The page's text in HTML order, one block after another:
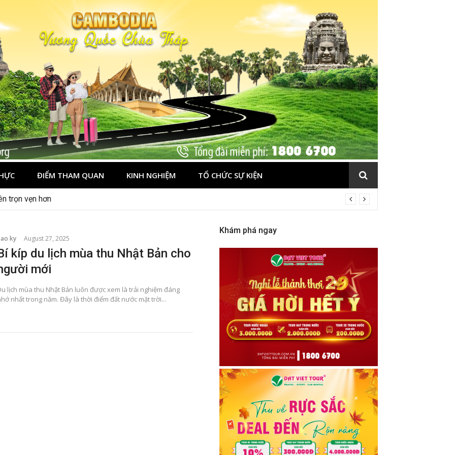
ĐIỂM THAM QUAN KINH NGHIỆM TỔ CHỨC SỰ KIỆN
trọn vẹn hơn
ky August 27, 2025
kíp du lịch mùa thu Nhật Bản cho
mới
lịch mùa thu Nhật Bản luôn được xem là trải nghiệm đáng
nhất trong năm. Đây là thời điểm đất nước mặt trời...
Khám phá ngay